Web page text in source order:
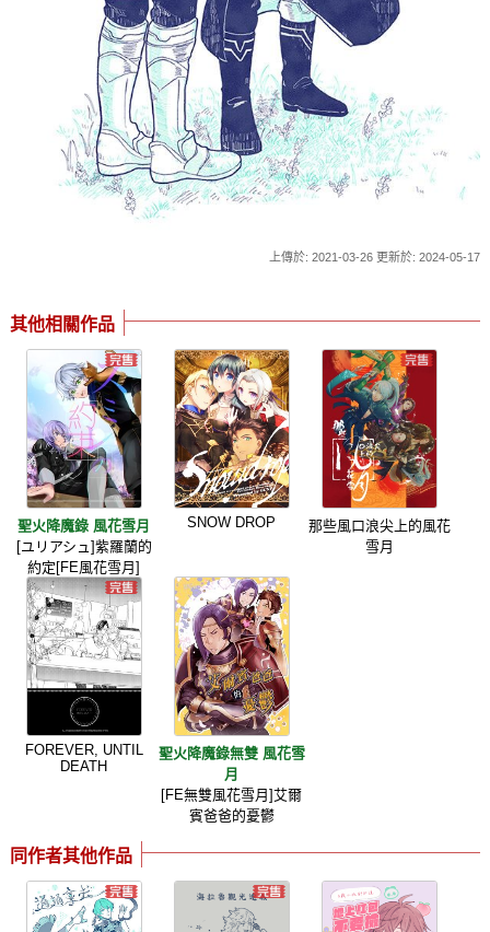
上傳於: 2021-03-26 更新於: 2024-05-17
其他相關作品
聖火降魔錄 風花雪月
[ユリアシュ]紫羅蘭的
約定[FE風花雪月]
SNOW DROP
那些風口浪尖上的風花
雪月
FOREVER, UNTIL
DEATH
聖火降魔錄無雙 風花雪
月
[FE無雙風花雪月]艾爾
賓爸爸的憂鬱
同作者其他作品